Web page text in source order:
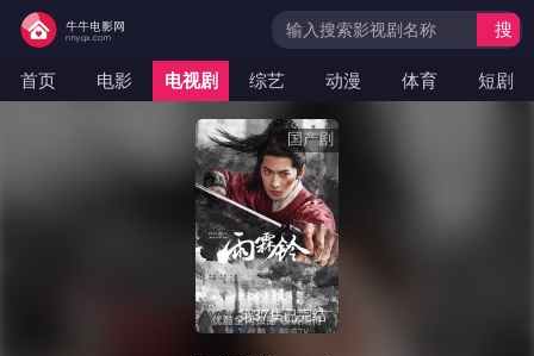
首页 电影 电视剧 综艺 动漫 体育 短剧
搜
国产剧
第37集已完结